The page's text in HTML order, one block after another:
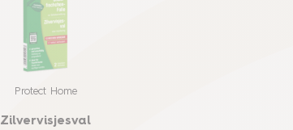
Protect Home
Zilvervisjesval